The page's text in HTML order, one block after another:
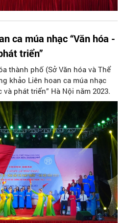
ca múa nhạc “Văn hóa -
triển”
thành phố (Sở Văn hóa và Thể
khảo Liên hoan ca múa nhạc
và phát triển” Hà Nội năm 2023.